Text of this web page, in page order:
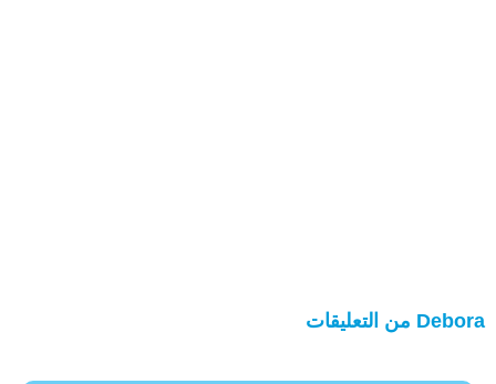
Debora من التعليقات